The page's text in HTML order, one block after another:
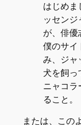
はじめま
ッセン
が、俳優
僕のサイ
み、ジャ
犬を飼っ
ニャコラ
ること。
または、この